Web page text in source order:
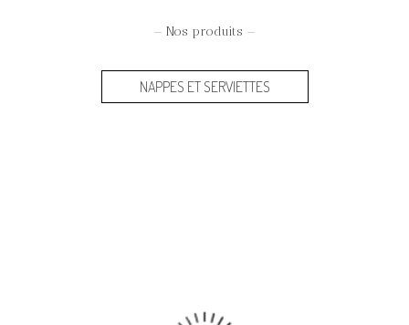
— Nos produits —
NAPPES ET SERVIETTES